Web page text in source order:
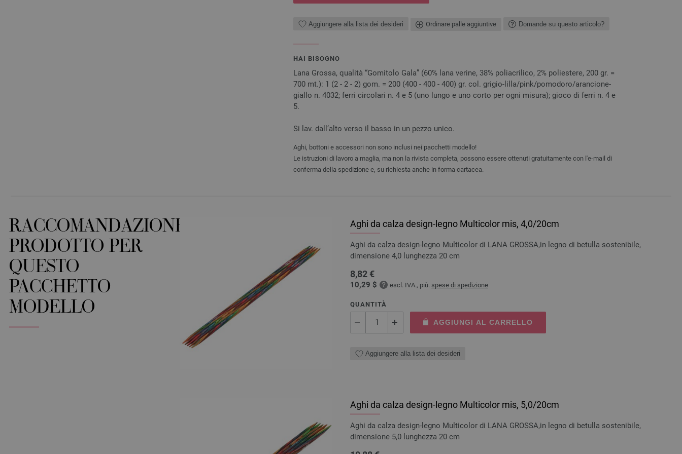
Aggiungere alla lista dei desideri Ordinare palle aggiuntive Domande su questo articolo?
HAI BISOGNO
Lana Grossa, qualità “Gomitolo Gala” (60% lana verine, 38% poliacrilico, 2% poliestere, 200 gr. =
700 mt.): 1 (2 - 2 - 2) gom. = 200 (400 - 400 - 400) gr. col. grigio-lilla/pink/pomodoro/arancione-
giallo n. 4032; ferri circolari n. 4 e 5 (uno lungo e uno corto per ogni misura); gioco di ferri n. 4 e
5.
Si lav. dall’alto verso il basso in un pezzo unico.
Aghi, bottoni e accessori non sono inclusi nei pacchetti modello!
Le istruzioni di lavoro a maglia, ma non la rivista completa, possono essere ottenuti gratuitamente con l'e-mail di
conferma della spedizione e, su richiesta anche in forma cartacea.
RACCOMANDAZIONE
PRODOTTO PER
QUESTO
PACCHETTO
MODELLO
Aghi da calza design-legno Multicolor mis, 4,0/20cm
Aghi da calza design-legno Multicolor di LANA GROSSA,in legno di betulla sostenibile,
dimensione 4,0 lunghezza 20 cm
8,82 €
10,29 $ escl. IVA., più. spese di spedizione
QUANTITÀ
AGGIUNGI AL CARRELLO
Aggiungere alla lista dei desideri
Aghi da calza design-legno Multicolor mis, 5,0/20cm
Aghi da calza design-legno Multicolor di LANA GROSSA,in legno di betulla sostenibile,
dimensione 5,0 lunghezza 20 cm